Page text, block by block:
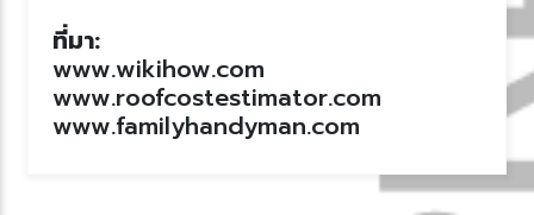
ที่มา:
www.wikihow.com
www.roofcostestimator.com
‍www.familyhandyman.com